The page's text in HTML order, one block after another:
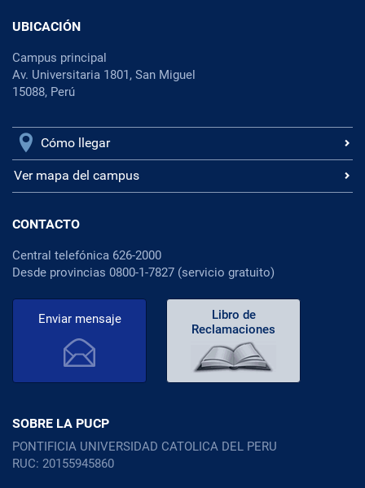
UBICACIÓN
Campus principal
Av. Universitaria 1801, San Miguel
15088, Perú
Cómo llegar
Ver mapa del campus
CONTACTO
Central telefónica 626-2000
Desde provincias 0800-1-7827 (servicio gratuito)
Enviar mensaje
Libro de
Reclamaciones
SOBRE LA PUCP
PONTIFICIA UNIVERSIDAD CATOLICA DEL PERU
RUC: 20155945860